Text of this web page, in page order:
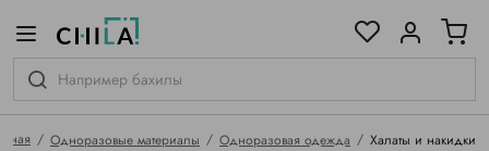
Одноразовые материалы Одноразовая одежда Халаты и накидки
гамме